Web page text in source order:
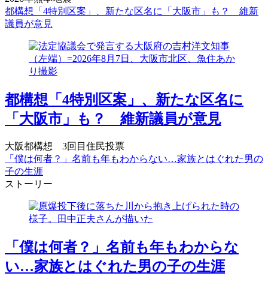
都構想「4特別区案」、新たな区名に「大阪市」も？ 維新
議員が意見
都構想「4特別区案」、新たな区名に
「大阪市」も？ 維新議員が意見
大阪都構想 3回目住民投票
「僕は何者？」名前も年もわからない…家族とはぐれた男の
子の生涯
ストーリー
「僕は何者？」名前も年もわからな
い…家族とはぐれた男の子の生涯